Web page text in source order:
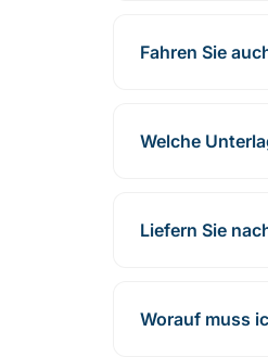
Fahren Sie
Welche
Liefern Sie
Worauf muss